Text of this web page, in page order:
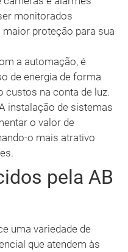
monitorados
proteção para sua
a automação, é
de energia de forma
custos na conta de luz.
instalação de sistemas
o valor de
o mais atrativo
pela AB
uma variedade de
que atendem às